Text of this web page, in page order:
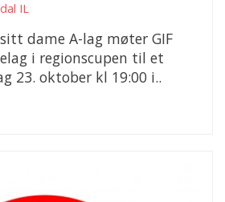
IL
dame A-lag møter GIF
i regionscupen til et
23. oktober kl 19:00 i..